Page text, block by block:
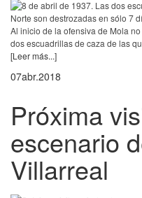
Al inicio de la ofensiva de Mola
dos escuadrillas de caza de las
[Leer más...]
07abr.2018
Próxima
escenario
Villarreal